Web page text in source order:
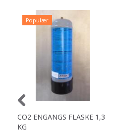
Populær
CO2 ENGANGS FLASKE 1,3
KG